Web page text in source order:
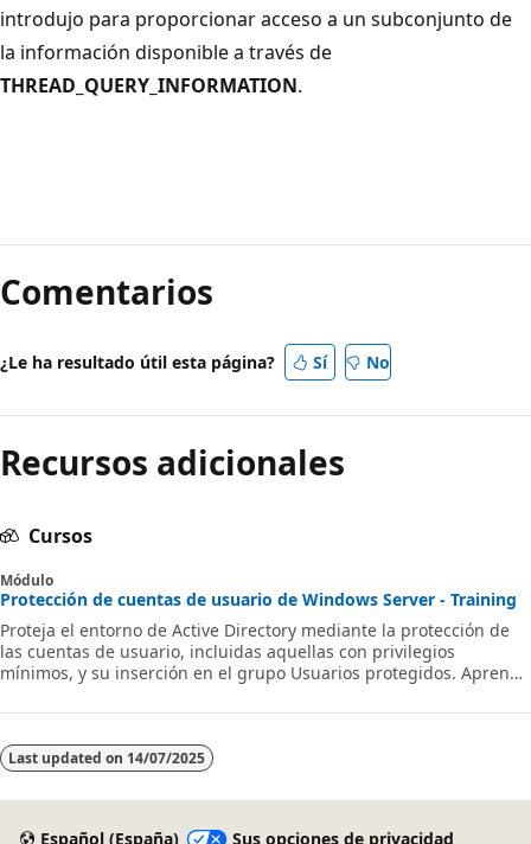
introdujo para proporcionar acceso a un subconjunto de
la información disponible a través de
THREAD_QUERY_INFORMATION.
Comentarios
¿Le ha resultado útil esta página? Sí No
Recursos adicionales
Cursos
Módulo
Protección de cuentas de usuario de Windows Server - Training
Proteja el entorno de Active Directory mediante la protección de
las cuentas de usuario, incluidas aquellas con privilegios
mínimos, y su inserción en el grupo Usuarios protegidos. Aprenda
potencialmente inseguras.
Last updated on 14/07/2025
Español (España) Sus opciones de privacidad